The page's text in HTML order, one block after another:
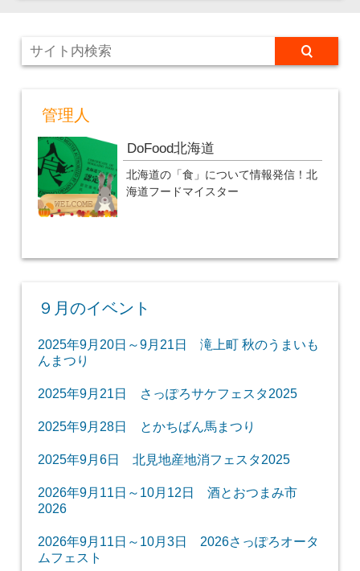
管理人
DoFood北海道
北海道の「食」について情報発信！北
海道フードマイスター
９月のイベント
2025年9月20日～9月21日 滝上町 秋のうまいも
んまつり
2025年9月21日 さっぽろサケフェスタ2025
2025年9月28日 とかちばん馬まつり
2025年9月6日 北見地産地消フェスタ2025
2026年9月11日～10月12日 酒とおつまみ市
2026
2026年9月11日～10月3日 2026さっぽろオータ
ムフェスト